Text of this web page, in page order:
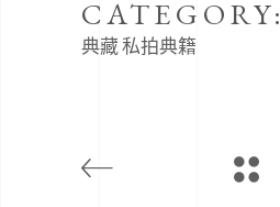
CATEGORY:
典藏私拍典籍